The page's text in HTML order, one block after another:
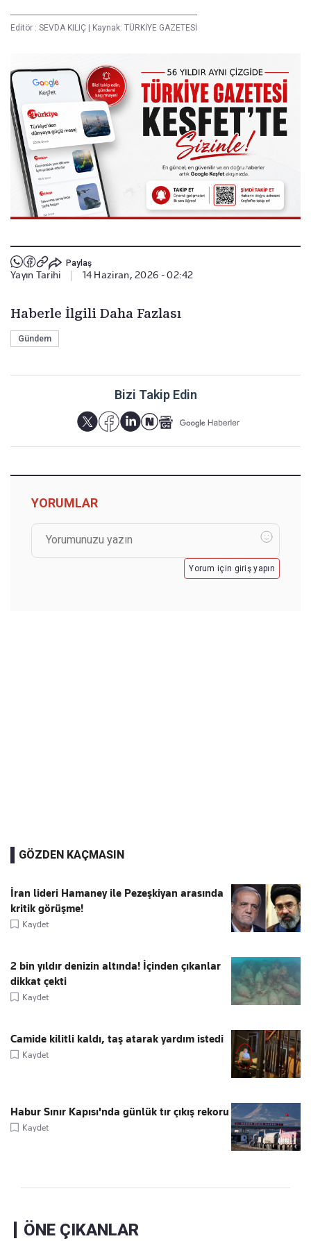
Editör : SEVDA KILIÇ | Kaynak: TÜRKİYE GAZETESİ
Paylaş
Yayın Tarihi 14 Haziran, 2026 - 02:42
Haberle İlgili Daha Fazlası
Gündem
Bizi Takip Edin
YORUMLAR
Yorum için giriş yapın
GÖZDEN KAÇMASIN
İran lideri Hamaney ile Pezeşkiyan arasında
kritik görüşme!
Kaydet
2 bin yıldır denizin altında! İçinden çıkanlar
dikkat çekti
Kaydet
Camide kilitli kaldı, taş atarak yardım istedi
Kaydet
Habur Sınır Kapısı'nda günlük tır çıkış rekoru
Kaydet
ÖNE ÇIKANLAR